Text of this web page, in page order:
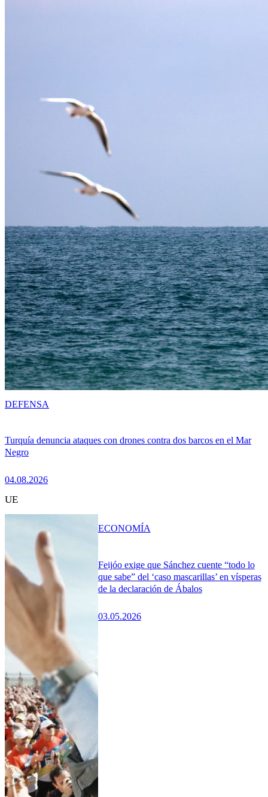
Turquía denuncia ataques con drones contra dos barcos en el Mar
Negro
04.08.2026
DEFENSA
UE
Feijóo exige que Sánchez cuente “todo lo
que sabe” del ‘caso mascarillas’ en vísperas
de la declaración de Ábalos
03.05.2026
ECONOMÍA